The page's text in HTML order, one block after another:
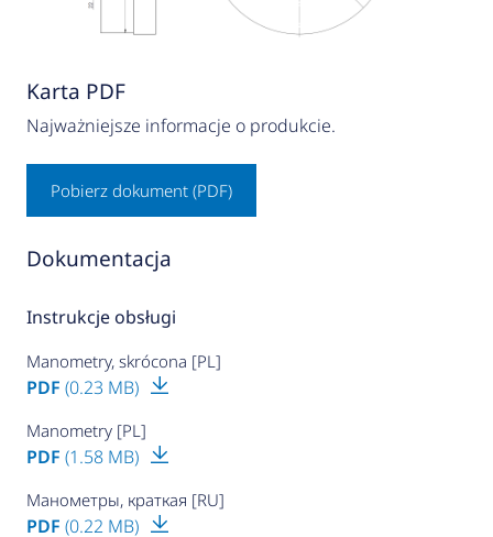
Karta PDF
Najważniejsze informacje o produkcie.
Pobierz dokument (PDF)
Dokumentacja
Instrukcje obsługi
Manometry, skrócona [PL]
PDF (0.23 MB)
Manometry [PL]
PDF (1.58 MB)
Манометры, краткая [RU]
PDF (0.22 MB)